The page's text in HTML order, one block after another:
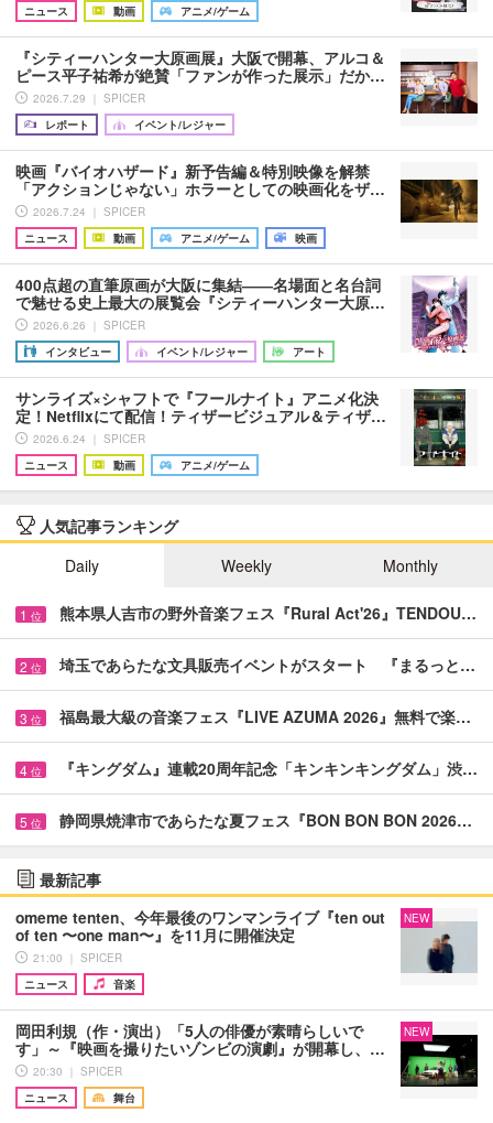
ニュース 動画 アニメ/ゲーム
『シティーハンター大原画展』大阪で開幕、アルコ＆
ピース平子祐希が絶賛「ファンが作った展示」だか…
2026.7.29 ｜ SPICER
レポート
イベント/レジャー
映画『バイオハザード』新予告編＆特別映像を解禁
「アクションじゃない」ホラーとしての映画化をザ…
2026.7.24 ｜ SPICER
ニュース
動画 アニメ/ゲーム 映画
400点超の直筆原画が大阪に集結――名場面と名台詞
で魅せる史上最大の展覧会『シティーハンター大原…
2026.6.26 ｜ SPICER
インタビュー
イベント/レジャー アート
サンライズ×シャフトで『フールナイト』アニメ化決
定！Netflixにて配信！ティザービジュアル＆ティザ…
2026.6.24 ｜ SPICER
ニュース
動画 アニメ/ゲーム
人気記事ランキング
Daily
Weekly Monthly
1 位 熊本県人吉市の野外音楽フェス『Rural Act'26』TENDOU…
2 位 埼玉であらたな文具販売イベントがスタート 『まるっと…
3 位 福島最大級の音楽フェス『LIVE AZUMA 2026』無料で楽…
4 位 『キングダム』連載20周年記念「キンキンキングダム」渋…
5 位 静岡県焼津市であらたな夏フェス『BON BON BON 2026…
最新記事
omeme tenten、今年最後のワンマンライブ『ten out
of ten 〜one man〜』を11月に開催決定
21:00 ｜ SPICER
ニュース
音楽
NEW
岡田利規（作・演出）「5人の俳優が素晴らしいで
す」～『映画を撮りたいゾンビの演劇』が開幕し、…
20:30 ｜ SPICER
ニュース
舞台
NEW